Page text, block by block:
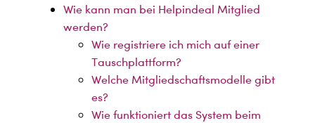
Wie kann man bei Helpindeal Mitglied
werden?
Wie registriere ich mich auf einer
Tauschplattform?
Welche Mitgliedschaftsmodelle gibt
es?
Wie funktioniert das System beim